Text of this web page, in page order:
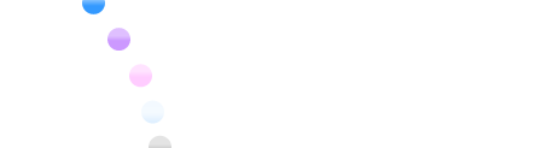
青色の花のフリー写真素材
紫色の花のフリー写真素材
白色の花のフリー写真素材